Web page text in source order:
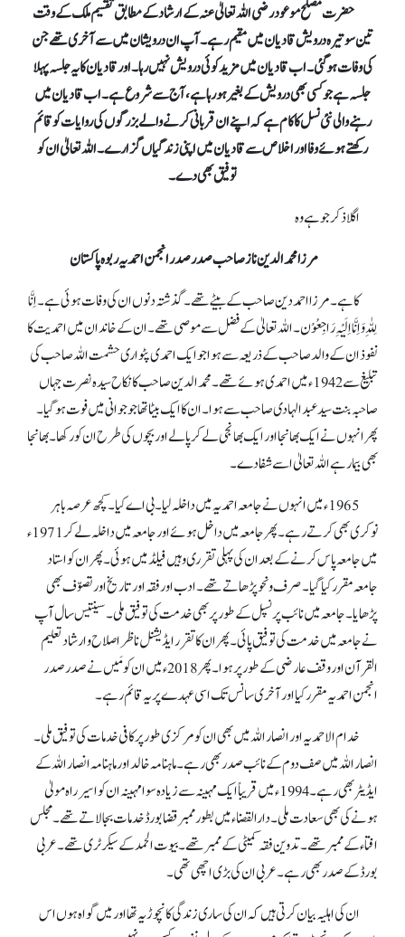
حضرت مصلح موعود رضی اللہ تعالیٰ عنہ کے ارشاد کے مطابق تقسیم ملک کے وقت
تین سو تیرہ درویش قادیان میں مقیم رہے۔ آپ ان درویشان میں سے آخری تھے جن
کی وفات ہو گئی۔ اب قادیان میں مزید کوئی درویش نہیں رہا۔ اور قادیان کا یہ جلسہ پہلا
جلسہ ہے جو کسی بھی درویش کے بغیر ہو رہا ہے، آج سے شروع ہے۔ اب قادیان میں
رہنے والی نئی نسل کا کام ہے کہ اپنے ان قربانی کرنے والے بزرگوں کی روایات کو قائم
رکھتے ہوئے وفا اور اخلاص سے قادیان میں اپنی زندگیاں گزارے۔ اللہ تعالیٰ ان کو
توفیق بھی دے۔
اگلا ذکر جو ہے وہ
مرزا محمد الدین ناز صاحب صدر صدر انجمن احمدیہ ربوہ پاکستان
کا ہے۔ مرزا احمد دین صاحب کے بیٹے تھے۔ گذشتہ دنوں ان کی وفات ہوئی ہے۔ اِنَّا
لِلّٰہِ وَاِنَّا اِلَیْہِ رَاجِعُوْن۔ اللہ تعالیٰ کے فضل سے موصی تھے۔ ان کے خاندان میں احمدیت کا
نفوذ ان کے والد صاحب کے ذریعہ سے ہوا جو ایک احمدی پٹواری حشمت اللہ صاحب کی
تبلیغ سے 1942ء میں احمدی ہوئے تھے۔ محمد الدین صاحب کا نکاح سیدہ نصرت جہاں
صاحبہ بنت سید عبدالہادی صاحب سے ہوا۔ ان کا ایک بیٹا تھا جو جوانی میں فوت ہو گیا۔
پھر انہوں نے ایک بھانجا اور ایک بھانجی لے کر پالے اور بچوں کی طرح ان کو رکھا۔ بھانجا
بھی بیمار ہے اللہ تعالیٰ اسے شفا دے۔
1965ء میں انہوں نے جامعہ احمدیہ میں داخلہ لیا۔بی اے کیا ۔کچھ عرصہ باہر
نوکری بھی کرتے رہے۔ پھر جامعہ میں داخل ہوئے اور جامعہ میں داخلہ لے کر 1971ء
میں جامعہ پاس کرنے کے بعد ان کی پہلی تقرری وہیں فیلڈ میں ہوئی۔ پھر ان کو استاد
جامعہ مقرر کیا گیا۔ صرف و نحو پڑھاتے تھے۔ ادب اور فقہ اور تاریخ اور تصوّف بھی
پڑھایا۔ جامعہ میں نائب پرنسپل کے طور پر بھی خدمت کی توفیق ملی۔ سینتیس سال آپ
نے جامعہ میں خدمت کی توفیق پائی۔ پھر ان کا تقرر ایڈیشنل ناظر اصلاح و ارشاد تعلیم
القرآن اور وقف عارضی کے طور پر ہوا۔ پھر 2018ء میں ان کو مَیں نے صدر صدر
انجمن احمدیہ مقرر کیا اور آخری سانس تک اسی عہدے پر یہ قائم رہے۔
خدام الاحمدیہ اور انصار اللہ میں بھی ان کو مرکزی طور پر کافی خدمات کی توفیق ملی۔
انصار اللہ میں صف دوم کے نائب صدر بھی رہے۔ ماہنامہ خالد اور ماہنامہ انصار اللہ کے
ایڈیٹر بھی رہے۔ 1994ء میں قریباً ایک مہینہ سے زیادہ سوا مہینہ ان کو اسیر راہ مولیٰ
ہونے کی بھی سعادت ملی۔ دارالقضاء میں بطور ممبر قضا بورڈ خدمات بجا لاتے تھے۔ مجلس
افتاء کے ممبر تھے۔ تدوین فقہ کمیٹی کے ممبر تھے۔ بیوت الحمد کے سیکرٹری تھے۔ عربی
بورڈ کے صدر بھی رہے۔ عربی ان کی بڑی اچھی تھی۔
ان کی اہلیہ بیان کرتی ہیں کہ ان کی ساری زندگی کا نچوڑ یہ تھا اور میں گواہ ہوں اس